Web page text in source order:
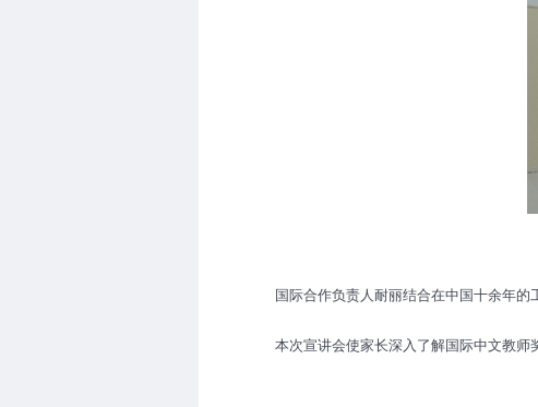
国际合作负责人耐丽结合在中国十余年
本次宣讲会使家长深入了解国际中文教师